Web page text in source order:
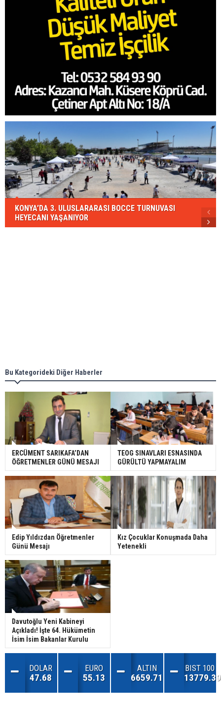
KONYA’DA 3. ULUSLARARASI BOCCE TURNUVASI
HEYECANI YAŞANIYOR
Bu Kategorideki Diğer Haberler
ERCÜMENT SARIKAFA’DAN
ÖĞRETMENLER GÜNÜ MESAJI
TEOG SINAVLARI ESNASINDA
GÜRÜLTÜ YAPMAYALIM
Edip Yıldızdan Öğretmenler
Günü Mesajı
Kız Çocuklar Konuşmada Daha
Yetenekli
Davutoğlu Yeni Kabineyi
Açıkladı! İşte 64. Hükümetin
İsim İsim Bakanlar Kurulu
DOLAR
47.68
EURO
55.13
ALTIN
6659.71
BIST 100
13779.39